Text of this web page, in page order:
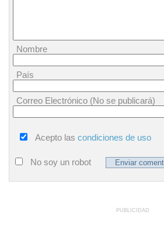
Nombre
País
Correo Electrónico (No se publicará)
Acepto las condiciones de uso
No soy un robot
PUBLICIDAD